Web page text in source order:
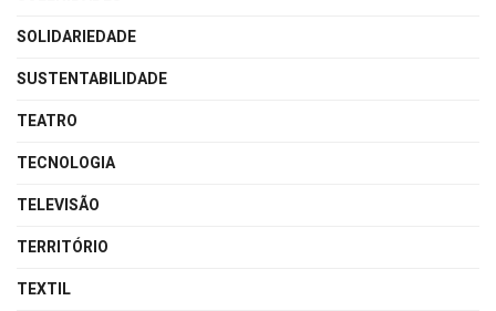
SOLIDARIEDADE
SUSTENTABILIDADE
TEATRO
TECNOLOGIA
TELEVISÃO
TERRITÓRIO
TEXTIL